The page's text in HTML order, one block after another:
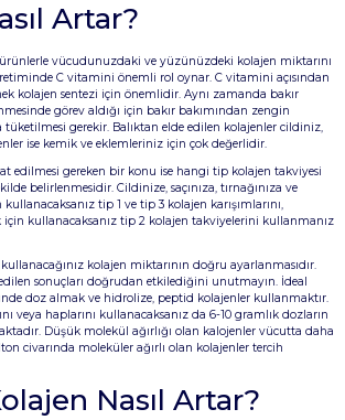
Artar?
vücudunuzdaki ve yüzünüzdeki kolajen miktarını
C vitamini önemli rol oynar. C vitamini açısından
kolajen sentezi için önemlidir. Aynı zamanda bakır
görev aldığı için bakır bakımından zengin
tüketilmesi gerekir. Balıktan elde edilen kolajenler cildiniz,
ise kemik ve eklemleriniz için çok değerlidir.
edilmesi gereken bir konu ise hangi tip kolajen takviyesi
belirlenmesidir. Cildinize, saçınıza, tırnağınıza ve
tip 1 ve tip 3 kolajen karışımlarını,
için kullanacaksanız tip 2 kolajen takviyelerini kullanmanız
kolajen miktarının doğru ayarlanmasıdır.
sonuçları doğrudan etkilediğini unutmayın. İdeal
doz almak ve hidrolize, peptid kolajenler kullanmaktır.
veya haplarını kullanacaksanız da 6-10 gramlık dozların
Düşük molekül ağırlığı olan kalojenler vücutta daha
civarında moleküler ağırlı olan kolajenler tercih
Nasıl Artar?